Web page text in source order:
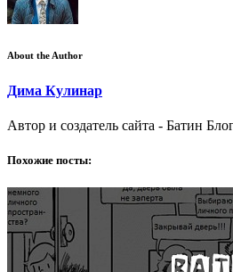
About the Author
Дима Кулинар
Автор и создатель сайта - Батин
Похожие посты: